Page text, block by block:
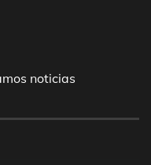
noticias